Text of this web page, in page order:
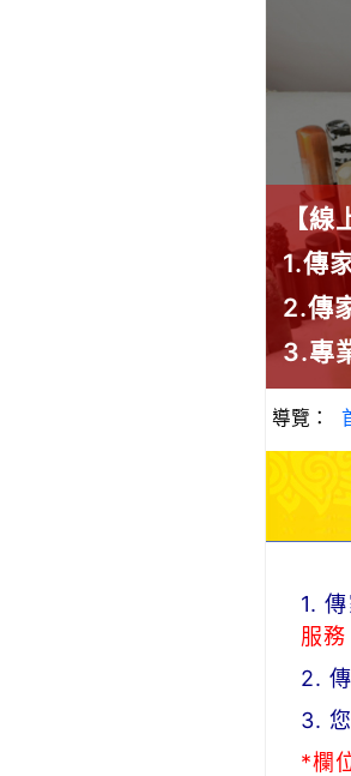
【線
1.傳
2.傳
3.專
導覽：
1.
服
2.
3.
*欄